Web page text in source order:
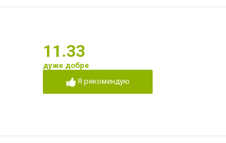
11.33
дуже добре
Я рекомендую